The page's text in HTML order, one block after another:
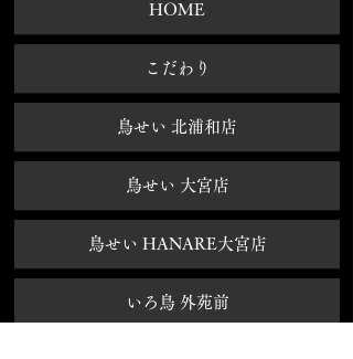
HOME
​こだわり
鳥せい 北浦和店
鳥せい 大宮店
鳥せい HANARE大宮店
いろ鳥 外苑前